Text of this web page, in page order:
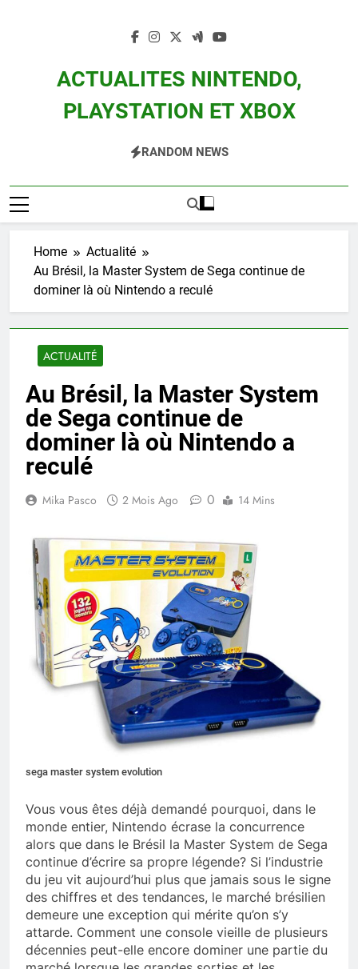
ACTUALITES NINTENDO,
PLAYSTATION ET XBOX
Zelda, Splatoon, Pokemon Entre Autres
RANDOM NEWS
Home
Actualité
Au Brésil, la Master System de Sega continue de
dominer là où Nintendo a reculé
ACTUALITÉ
Au Brésil, la Master System
de Sega continue de
dominer là où Nintendo a
reculé
Mika Pasco 2 Mois Ago 0 14 Mins
sega master system evolution
Vous vous êtes déjà demandé pourquoi, dans le
monde entier, Nintendo écrase la concurrence
alors que dans le Brésil la Master System de Sega
continue d’écrire sa propre légende? Si l’industrie
du jeu vit aujourd’hui plus que jamais sous le signe
des chiffres et des tendances, le marché brésilien
demeure une exception qui mérite qu’on s’y
attarde. Comment une console vieille de plusieurs
décennies peut-elle encore dominer une partie du